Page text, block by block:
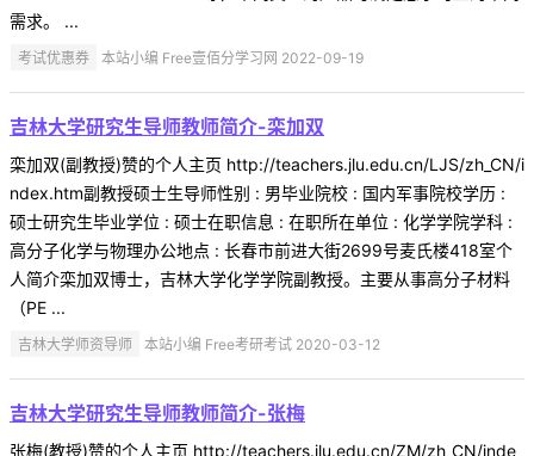
需求。 ...
考试优惠券 本站小编 Free壹佰分学习网 2022-09-19
吉林大学研究生导师教师简介-栾加双
栾加双(副教授)赞的个人主页 http://teachers.jlu.edu.cn/LJS/zh_CN/i
ndex.htm副教授硕士生导师性别 : 男毕业院校 : 国内军事院校学历 :
硕士研究生毕业学位 : 硕士在职信息 : 在职所在单位 : 化学学院学科 :
高分子化学与物理办公地点 : 长春市前进大街2699号麦氏楼418室个
人简介栾加双博士，吉林大学化学学院副教授。主要从事高分子材料
（PE ...
吉林大学师资导师 本站小编 Free考研考试 2020-03-12
吉林大学研究生导师教师简介-张梅
张梅(教授)赞的个人主页 http://teachers.jlu.edu.cn/ZM/zh_CN/inde